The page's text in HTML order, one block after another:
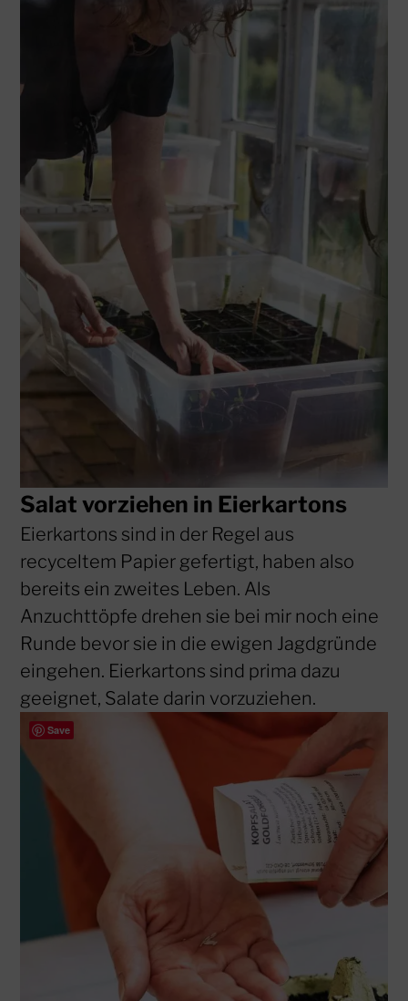
Salat vorziehen in Eierkartons
Eierkartons sind in der Regel aus
recyceltem Papier gefertigt, haben also
bereits ein zweites Leben. Als
Anzuchttöpfe drehen sie bei mir noch eine
Runde bevor sie in die ewigen Jagdgründe
eingehen. Eierkartons sind prima dazu
geeignet, Salate darin vorzuziehen.
Save